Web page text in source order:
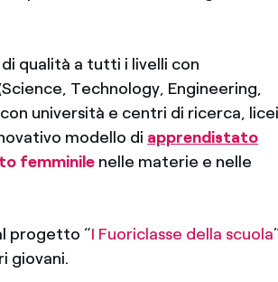
qualità a tutti i livelli con
Technology, Engineering,
università e centri di ricerca, licei
modello di apprendistato
femminile nelle materie e nelle
progetto “I Fuoriclasse della scuola
giovani.